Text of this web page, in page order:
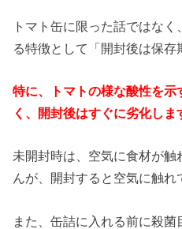
トマト缶に限った話ではな
る特徴として「開封後は保存
特に、トマトの様な酸性を
く、開封後はすぐに劣化しま
未開封時は、空気に食材が
んが、開封すると空気に触れ
また、缶詰に入れる前に殺